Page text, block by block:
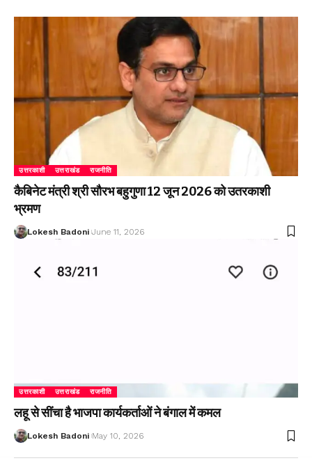
उत्तरकाशी उत्तराखंड राजनीति
कैबिनेट मंत्री श्री सौरभ बहुगुणा 12 जून 2026 को उतरकाशी
भ्रमण
Lokesh Badoni June 11, 2026
उत्तरकाशी उत्तराखंड राजनीति
लहू से सींचा है भाजपा कार्यकर्ताओं ने बंगाल में कमल
Lokesh Badoni May 10, 2026